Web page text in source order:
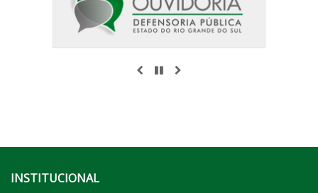
ANTERIOR
PAUSAR
INSTITUCIONAL